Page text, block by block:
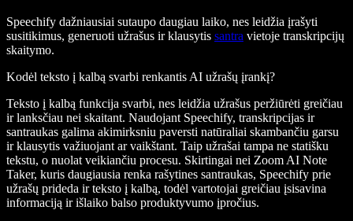
Speechify dažniausiai sutaupo daugiau laiko, nes leidžia įrašyti
susitikimus, generuoti užrašus ir klausytis santra vietoje transkripcijų
skaitymo.
Kodėl teksto į kalbą svarbi renkantis AI užrašų įrankį?
Teksto į kalbą funkcija svarbi, nes leidžia užrašus peržiūrėti greičiau
ir lanksčiau nei skaitant. Naudojant Speechify, transkripcijas ir
santraukas galima akimirksniu paversti natūraliai skambančiu garsu
ir klausytis važiuojant ar vaikštant. Taip užrašai tampa ne statišku
tekstu, o nuolat veikiančiu procesu. Skirtingai nei Zoom AI Note
Taker, kuris daugiausia renka rašytines santraukas, Speechify prie
užrašų prideda ir teksto į kalbą, todėl vartotojai greičiau įsisavina
informaciją ir išlaiko balso produktyvumo įpročius.